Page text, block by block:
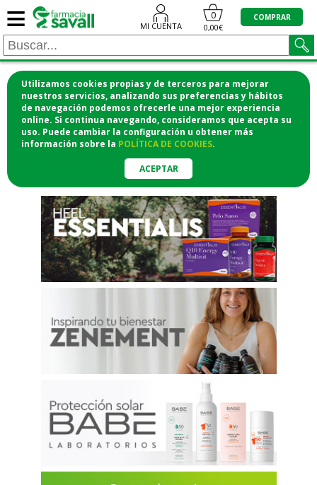
Utilizamos cookies propias y de terceros para mejorar
nuestros servicios, analizando sus preferencias y hábitos
de navegación podemos ofrecerle una mejor experiencia
online. Si continua navegando, consideramos que acepta su
uso. Puede cambiar la configuración u obtener más
información sobre la POLÍTICA DE COOKIES.
ACEPTAR
≡ MI CUENTA
0
0,00€
COMPRAR
¡COMPRA CÓMODAMENTE
DESDE CASA Y RECOGE EN LA
FARMACIA!o si lo prefieres te lo mandamos
a casa